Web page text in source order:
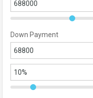
Down Payment